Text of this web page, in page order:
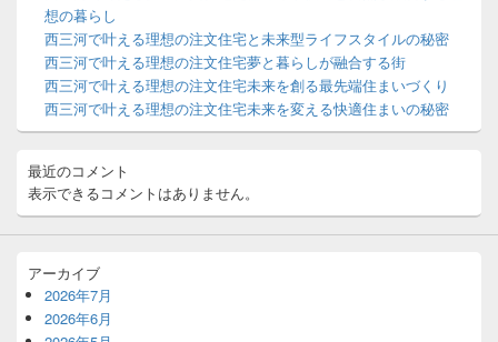
エ
ア
想の暮らし
西三河で叶える理想の注文住宅と未来型ライフスタイルの秘密
西三河で叶える理想の注文住宅夢と暮らしが融合する街
西三河で叶える理想の注文住宅未来を創る最先端住まいづくり
西三河で叶える理想の注文住宅未来を変える快適住まいの秘密
最近のコメント
表示できるコメントはありません。
アーカイブ
2026年7月
2026年6月